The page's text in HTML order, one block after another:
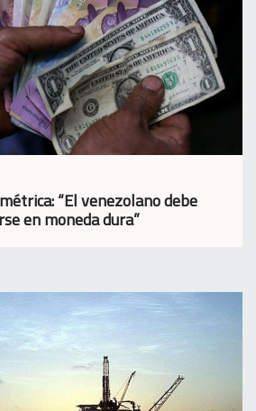
“El venezolano debe
en moneda dura”